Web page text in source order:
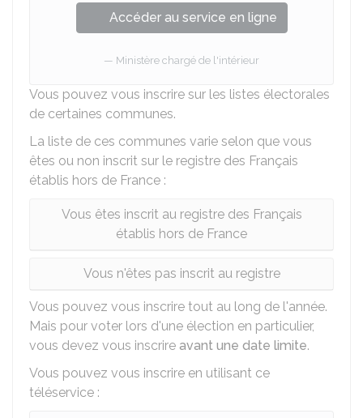
Accéder au service en ligne
Ministère chargé de l'intérieur
Vous pouvez vous inscrire sur les listes électorales
de certaines communes.
La liste de ces communes varie selon que vous
êtes ou non inscrit sur le registre des Français
établis hors de France :
Vous êtes inscrit au registre des Français
établis hors de France
Vous n'êtes pas inscrit au registre
Vous pouvez vous inscrire tout au long de l'année.
Mais pour voter lors d'une élection en particulier,
vous devez vous inscrire avant une date limite.
Vous pouvez vous inscrire en utilisant ce
téléservice :